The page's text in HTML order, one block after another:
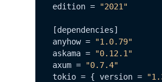
edition =
"2021"
[dependencies]
anyhow =
"1.0.79"
askama =
"0.12.1"
axum =
"0.7.4"
tokio = { version =